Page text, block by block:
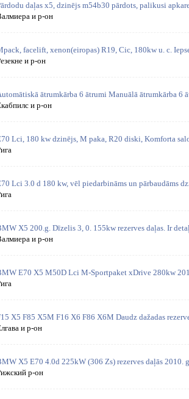
daļas x5, dzinējs m54b30 pārdots, palikusi
и р-он
facelift, xenon(eiropas) R19, Cic, 180kw u. c.
и р-он
ātrumkārba 6 ātrumi Manuālā ātrumkārba 6
и р-он
Lci, 180 kw dzinējs, M paka, R20 diski, Komforta
Lci 3.0 d 180 kw, vēl piedarbināms un pārbaudāms
X5 200.g. Dīzelis 3, 0. 155kw rezerves daļas. Ir
и р-он
E70 X5 M50D Lci M-Sportpaket xDrive 280kw
X5 F85 X5M F16 X6 F86 X6M Daudz dažadas
и р-он
X5 E70 4.0d 225kW (306 Zs) rezerves daļās 2010.
р-он